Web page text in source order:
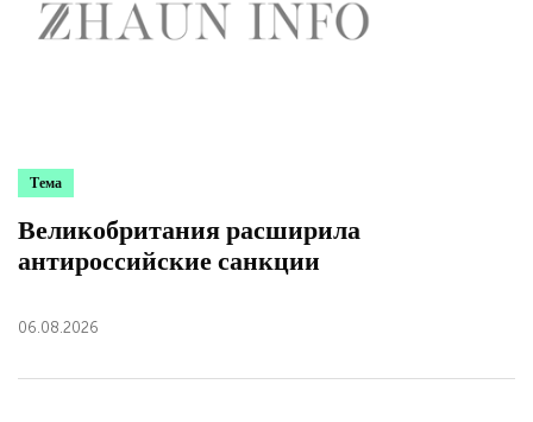
Тема
Великобритания расширила
антироссийские санкции
06.08.2026